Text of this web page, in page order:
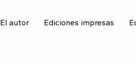
El autor Ediciones impresas